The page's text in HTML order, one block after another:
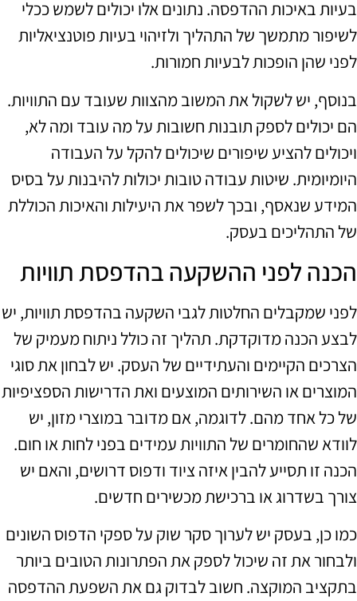
בעיות באיכות ההדפסה. נתונים אלו יכולים לשמש ככלי
לשיפור מתמשך של התהליך ולזיהוי בעיות פוטנציאליות
לפני שהן הופכות לבעיות חמורות.
בנוסף, יש לשקול את המשוב מהצוות שעובד עם התוויות.
הם יכולים לספק תובנות חשובות על מה עובד ומה לא,
ויכולים להציע שיפורים שיכולים להקל על העבודה
היומיומית. שיטות עבודה טובות יכולות להיבנות על בסיס
המידע שנאסף, ובכך לשפר את היעילות והאיכות הכוללת
של התהליכים בעסק.
הכנה לפני ההשקעה בהדפסת תוויות
לפני שמקבלים החלטות לגבי השקעה בהדפסת תוויות, יש
לבצע הכנה מדוקדקת. תהליך זה כולל ניתוח מעמיק של
הצרכים הקיימים והעתידיים של העסק. יש לבחון את סוגי
המוצרים או השירותים המוצעים ואת הדרישות הספציפיות
של כל אחד מהם. לדוגמה, אם מדובר במוצרי מזון, יש
לוודא שהחומרים של התוויות עמידים בפני לחות או חום.
הכנה זו תסייע להבין איזה ציוד ודפוס דרושים, והאם יש
צורך בשדרוג או ברכישת מכשירים חדשים.
כמו כן, בעסק יש לערוך סקר שוק על ספקי הדפוס השונים
ולבחור את זה שיכול לספק את הפתרונות הטובים ביותר
בתקציב המוקצה. חשוב לבדוק גם את השפעת ההדפסה